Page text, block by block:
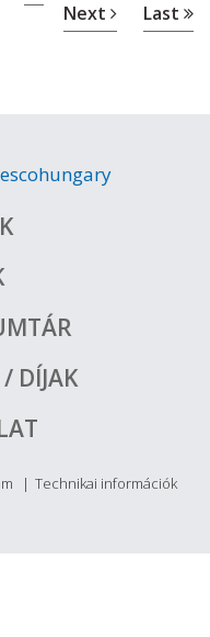
Next Last
DÍJAK
Technikai információk